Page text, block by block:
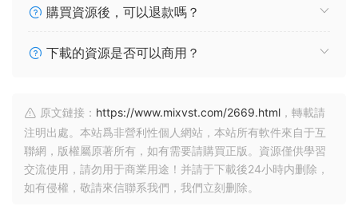
購買資源後，可以退款嗎？
下載的資源是否可以商用？
原文鏈接： https://www.mixvst.com/2669.html ，轉載請
注明出處。本站爲非營利性個人網站，本站所有軟件來自于互
聯網，版權屬原著所有，如有需要請購買正版。資源僅供學習
交流使用，請勿用于商業用途！并請于下載後24小時内删除，
如有侵權，敬請來信聯系我們，我們立刻删除。